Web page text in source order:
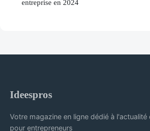
entreprise en 2024
Ideespros
Votre magazine en ligne dédié à
pour entrepreneurs